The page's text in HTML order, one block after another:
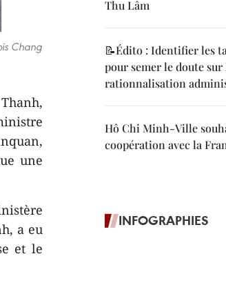
Chang
une
a eu
et le
Thu Lâm
📝Édito : Identifier les
pour semer le doute sur
rationnalisation
Hô Chi Minh-Ville
coopération avec la
INFOGRAPHIES